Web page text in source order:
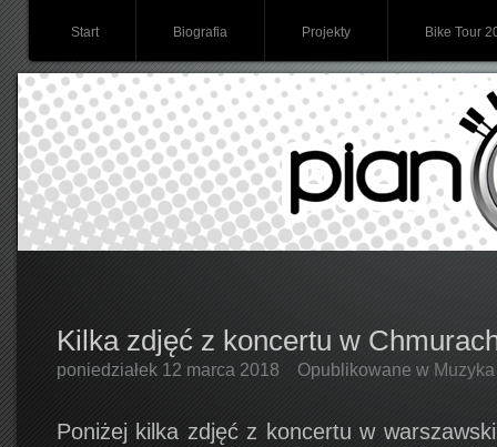
Start Biografia Projekty Bike Tour
Kilka zdjęć z koncertu w
poniedziałek 12 marca 2018 Opublikowane w Muzyka
Poniżej kilka zdjęć z koncertu w